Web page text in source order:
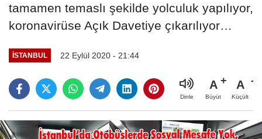
tamamen temaslı şekilde yolculuk yapılıyor,
koronavirüse Açık Davetiye çıkarılıyor…
İSTANBUL 22 Eylül 2020 - 21:44
Dinle
A
Büyüt
A
Küçült